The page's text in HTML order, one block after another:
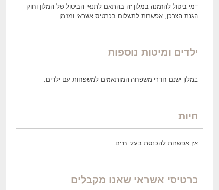
דמי ביטול להזמנה במלון זה בהתאם לתנאי הביטול של המלון וחוק
הגנת הצרכן, אפשרות לתשלום בכרטיס אשראי ומזומן.
ילדים ומיטות נוספות
במלון ישנם חדרי משפחה המותאמים למשפחות עם ילדים.
חיות
אין אפשרות להכנסת בעלי חיים.
כרטיסי אשראי שאנו מקבלים